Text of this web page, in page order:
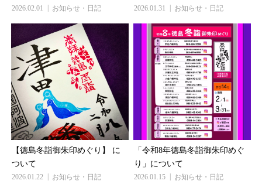
2026.02.01 お知らせ・日記 2026.01.31 お知らせ・日記
【徳島冬詣御朱印めぐり】 に
ついて
2026.01.22 お知らせ・日記
「令和8年徳島冬詣御朱印めぐ
り」について
2026.01.15 お知らせ・日記